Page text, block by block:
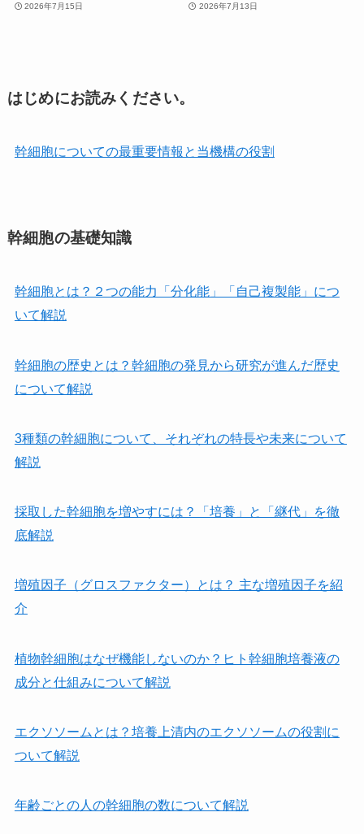
2026年7月15日 2026年7月13日
はじめにお読みください。
幹細胞についての最重要情報と当機構の役割
幹細胞の基礎知識
幹細胞とは？２つの能力「分化能」「自己複製能」につ
いて解説
幹細胞の歴史とは？幹細胞の発見から研究が進んだ歴史
について解説
3種類の幹細胞について、それぞれの特長や未来について
解説
採取した幹細胞を増やすには？「培養」と「継代」を徹
底解説
増殖因子（グロスファクター）とは？ 主な増殖因子を紹
介
植物幹細胞はなぜ機能しないのか？ヒト幹細胞培養液の
成分と仕組みについて解説
エクソソームとは？培養上清内のエクソソームの役割に
ついて解説
年齢ごとの人の幹細胞の数について解説